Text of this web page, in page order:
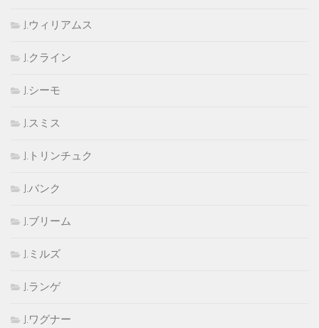
J.ウィリアムス
J.クライン
J.シーモ
J.スミス
J.トリンチュク
J.バンク
J.ブリーム
J.ミルズ
J.ランゲ
J.ワグナー